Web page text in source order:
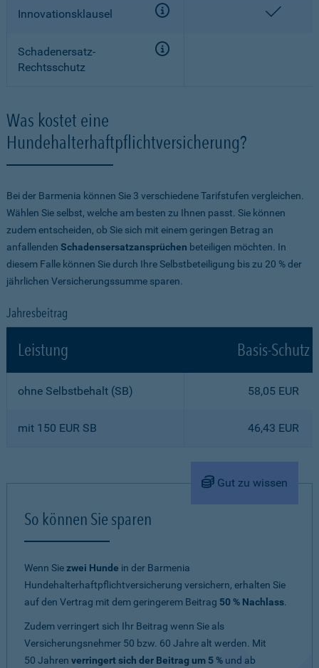
Innovationsklausel
Schadenersatz-
Rechtsschutz
Was kostet eine
Hundehalterhaftpflichtversicherung?
Bei der Barmenia können Sie 3 verschiedene Tarifstufen vergleichen.
Wählen Sie selbst, welche am besten zu Ihnen passt. Sie können
zudem entscheiden, ob Sie sich mit einem geringen Betrag an
anfallenden Schadensersatzansprüchen beteiligen möchten. In
diesem Falle können Sie durch Ihre Selbstbeteiligung bis zu 20 % der
jährlichen Versicherungssumme sparen.
Jahresbeitrag
Leistung Basis-Schutz
ohne Selbstbehalt (SB) 58,05 EUR
mit 150 EUR SB 46,43 EUR
Gut zu wissen
So können Sie sparen
Wenn Siezwei Hunde in der Barmenia
Hundehalterhaftpflichtversicherung versichern, erhalten Sie
auf den Vertrag mit dem geringerem Beitrag 50 % Nachlass.
Zudem verringert sich Ihr Beitrag wenn Sie als
Versicherungsnehmer 50 bzw. 60 Jahre alt werden. Mit
50 Jahren verringert sich der Beitrag um 5 % und ab